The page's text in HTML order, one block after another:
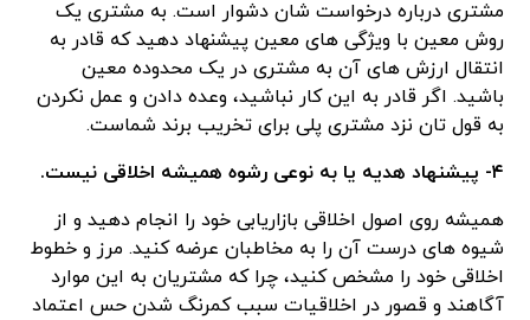
مشتری درباره درخواست شان دشوار است. به مشتری یک
روش معین با ویژگی های معین پیشنهاد دهید که قادر به
انتقال ارزش های آن به مشتری در یک محدوده معین
باشید. اگر قادر به این کار نباشید، وعده دادن و عمل نکردن
به قول تان نزد مشتری پلی برای تخریب برند شماست.
۴- پیشنهاد هدیه یا به نوعی رشوه همیشه اخلاقی نیست.
همیشه روی اصول اخلاقی بازاریابی خود را انجام دهید و از
شیوه های درست آن را به مخاطبان عرضه کنید. مرز و خطوط
اخلاقی خود را مشخص کنید، چرا که مشتریان به این موارد
آگاهند و قصور در اخلاقیات سبب کمرنگ شدن حس اعتماد